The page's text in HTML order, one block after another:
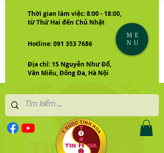
Thời gian làm việc: 8:00 - 18:00,
từ Thứ Hai đến Chủ Nhật
Hotline: 091 353 7686
Địa chỉ: 15 Nguyễn Như Đổ,
Văn Miếu, Đống Đa, Hà Nội
ME
NU